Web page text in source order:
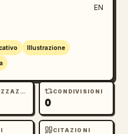
EN
Illustrazione
VISUALIZZAZIONI CONDIVISIONI
0
CITAZIONI